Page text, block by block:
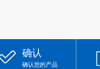
确认
确认您的产品